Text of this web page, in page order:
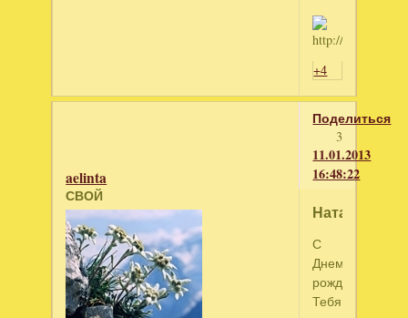
+4
Поделиться
3
11.01.2013
16:48:22
aelinta
СВОЙ
Наташенька!
С
Днем
рождения
Тебя!